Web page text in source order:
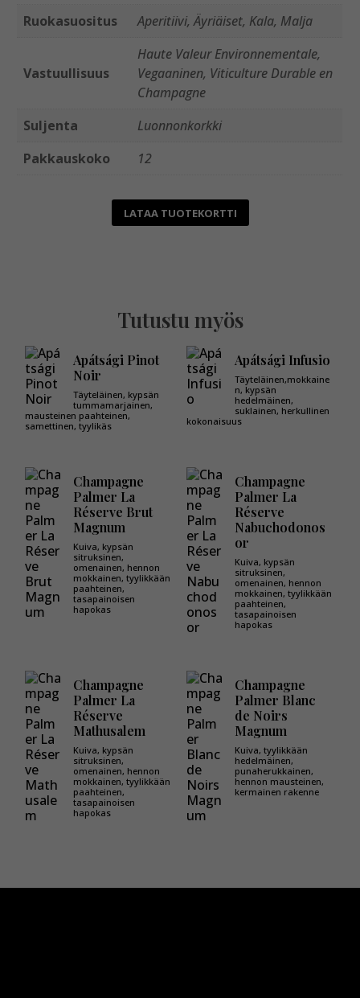
Ruokasuositus Aperitiivi, Äyriäiset, Kala, Malja
Vastuullisuus
Haute Valeur Environnementale,
Vegaaninen, Viticulture Durable en
Champagne
Suljenta
Luonnonkorkki
Pakkauskoko
12
LATAA TUOTEKORTTI
Tutustu myös
Apátsági Pinot
Noir
Täyteläinen, kypsän
tummamarjainen,
mausteinen paahteinen,
samettinen, tyylikäs
Apátsági Infusio
Täyteläinen,mokkaine
n, kypsän
hedelmäinen,
suklainen, herkullinen
kokonaisuus
Champagne
Palmer La
Réserve Brut
Magnum
Kuiva, kypsän
sitruksinen,
omenainen, hennon
mokkainen, tyylikkään
paahteinen,
tasapainoisen
hapokas
Champagne
Palmer La
Réserve
Nabuchodonos
or
Kuiva, kypsän
sitruksinen,
omenainen, hennon
mokkainen, tyylikkään
paahteinen,
tasapainoisen
hapokas
Champagne
Palmer La
Réserve
Mathusalem
Kuiva, kypsän
sitruksinen,
omenainen, hennon
mokkainen, tyylikkään
paahteinen,
tasapainoisen
hapokas
Champagne
Palmer Blanc
de Noirs
Magnum
Kuiva, tyylikkään
hedelmäinen,
punaherukkainen,
hennon mausteinen,
kermainen rakenne